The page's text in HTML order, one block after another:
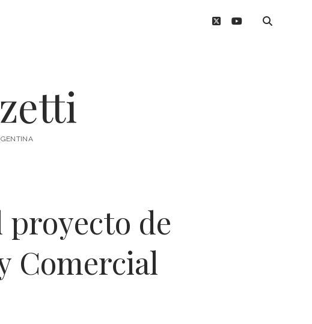
twitteryoutube
de
Comercial